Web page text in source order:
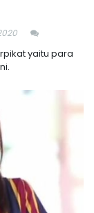
yaitu para